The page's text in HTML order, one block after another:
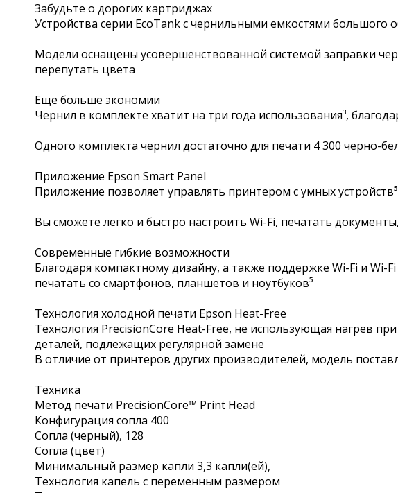
Забудьте о дорогих картриджах
Устройства серии EcoTank с чернильными емкостями
Модели оснащены усовершенствованной системой заправки
перепутать цвета
Еще больше экономии
Чернил в комплекте хватит на три года использования³,
Одного комплекта чернил достаточно для печати 4 300 черно-
Приложение Epson Smart Panel
Приложение позволяет управлять принтером с умных устройств⁵
Вы сможете легко и быстро настроить Wi-Fi, печатать
Современные гибкие возможности
Благодаря компактному дизайну, а также поддержке Wi-Fi и
печатать со смартфонов, планшетов и ноутбуков⁵
Технология холодной печати Epson Heat-Free
Технология PrecisionCore Heat-Free, не использующая нагрев
деталей, подлежащих регулярной замене
В отличие от принтеров других производителей, модель
Техника
Метод печати PrecisionCore™ Print Head
Конфигурация сопла 400
Сопла (черный), 128
Сопла (цвет)
Минимальный размер капли 3,3 капли(ей),
Технология капель с переменным размером